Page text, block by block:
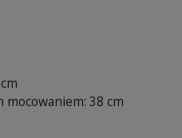
mocowaniem: 38 cm